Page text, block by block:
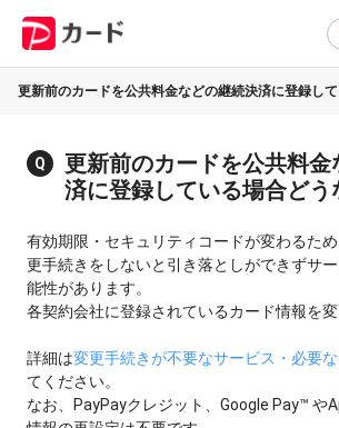
更新前のカードを公共料金などの継続決済に登録し
更新前のカードを公共料
済に登録している場合どう
有効期限・セキュリティコードが変わるた
更手続きをしないと引き落としができずサ
能性があります。
各契約会社に登録されているカード情報を変
詳細は変更手続きが不要なサービス・必要
てください。
なお、PayPayクレジット、Google Pay™ や